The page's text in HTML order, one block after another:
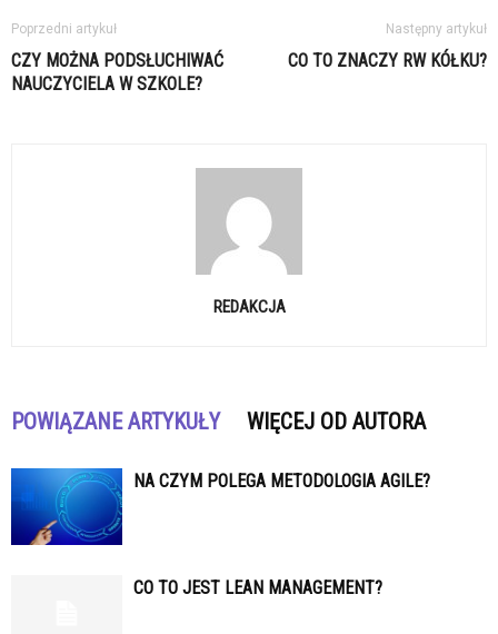
Poprzedni artykuł
CZY MOŻNA PODSŁUCHIWAĆ
NAUCZYCIELA W SZKOLE?
Następny artykuł
CO TO ZNACZY RW KÓŁKU?
REDAKCJA
POWIĄZANE ARTYKUŁY WIĘCEJ OD AUTORA
NA CZYM POLEGA METODOLOGIA AGILE?
CO TO JEST LEAN MANAGEMENT?